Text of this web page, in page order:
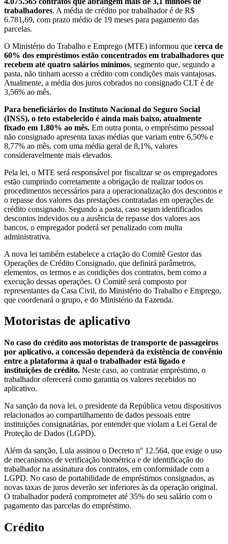
trabalhadores. A média de crédito por trabalhador é de R$
6.781,69, com prazo médio de 19 meses para pagamento das
parcelas.
O Ministério do Trabalho e Emprego (MTE) informou que cerca de
60% dos empréstimos estão concentrados em trabalhadores que
recebem até quatro salários mínimos, segmento que, segundo a
pasta, não tinham acesso a crédito com condições mais vantajosas.
Atualmente, a média dos juros cobrados no consignado CLT é de
3,56% ao mês.
Para beneficiários do Instituto Nacional do Seguro Social
(INSS), o teto estabelecido é ainda mais baixo, atualmente
fixado em 1,80% ao mês. Em outra ponta, o empréstimo pessoal
não consignado apresenta taxas médias que variam entre 6,50% e
8,77% ao mês, com uma média geral de 8,1%, valores
consideravelmente mais elevados.
Pela lei, o MTE será responsável por fiscalizar se os empregadores
estão cumprindo corretamente a obrigação de realizar todos os
procedimentos necessários para a operacionalização dos descontos e
o repasse dos valores das prestações contratadas em operações de
crédito consignado. Segundo a pasta, caso sejam identificados
descontos indevidos ou a ausência de repasse dos valores aos
bancos, o empregador poderá ser penalizado com multa
administrativa.
A nova lei também estabelece a criação do Comitê Gestor das
Operações de Crédito Consignado, que definirá parâmetros,
elementos, os termos e as condições dos contratos, bem como a
execução dessas operações. O Comitê será composto por
representantes da Casa Civil, do Ministério do Trabalho e Emprego,
que coordenará o grupo, e do Ministério da Fazenda.
Motoristas de aplicativo
No caso do crédito aos motoristas de transporte de passageiros
por aplicativo, a concessão dependerá da existência de convênio
entre a plataforma à qual o trabalhador está ligado e
instituições de crédito. Neste caso, ao contratar empréstimo, o
trabalhador oferecerá como garantia os valores recebidos no
aplicativo.
Na sanção da nova lei, o presidente da República vetou dispositivos
relacionados ao compartilhamento de dados pessoais entre
instituições consignatárias, por entender que violam a Lei Geral de
Proteção de Dados (LGPD).
Além da sanção, Lula assinou o Decreto n° 12.564, que exige o uso
de mecanismos de verificação biométrica e de identificação do
trabalhador na assinatura dos contratos, em conformidade com a
LGPD. No caso de portabilidade de empréstimos consignados, as
novas taxas de juros deverão ser inferiores às da operação original.
O trabalhador poderá comprometer até 35% do seu salário com o
pagamento das parcelas do empréstimo.
Crédito